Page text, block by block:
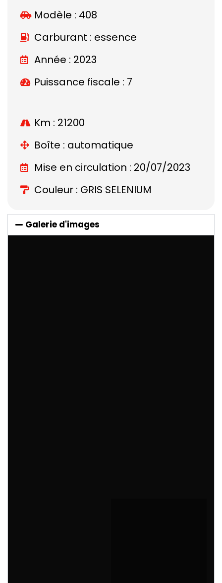
Modèle : 408
Carburant : essence
Année : 2023
Puissance fiscale : 7
Km : 21200
Boîte : automatique
Mise en circulation : 20/07/2023
Couleur : GRIS SELENIUM
Galerie d'images